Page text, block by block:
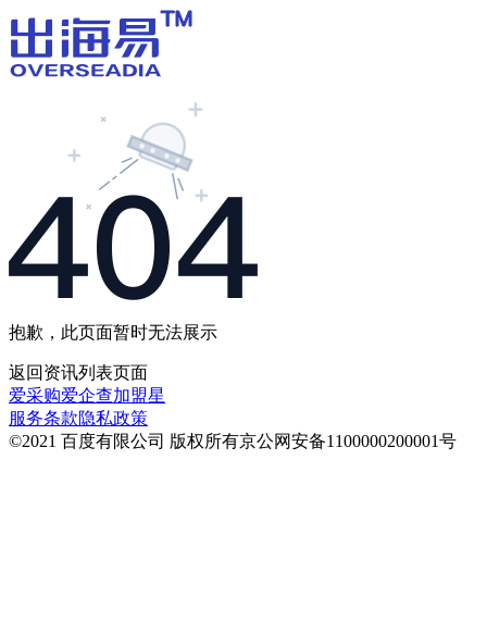
抱歉，此页面暂时无法展示
返回 资讯列表页面
爱采购爱企查加盟星
服务条款隐私政策
©2021 百度有限公司 版权所有京公网安备1100000200001号